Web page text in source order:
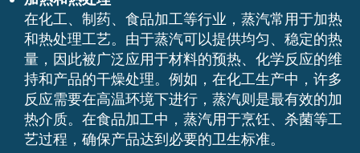
在化工、制药、食品加工等行业，蒸汽常用于加热
和热处理工艺。由于蒸汽可以提供均匀、稳定的热
量，因此被广泛应用于材料的预热、化学反应的维
持和产品的干燥处理。例如，在化工生产中，许多
反应需要在高温环境下进行，蒸汽则是最有效的加
热介质。在食品加工中，蒸汽用于烹饪、杀菌等工
艺过程，确保产品达到必要的卫生标准。